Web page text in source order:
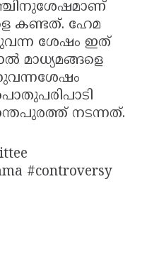
കണ്ടത്. ഹേമ
ശേഷം ഇത്
മാധ്യമങ്ങളെ
നടന്നത്.
#controversy